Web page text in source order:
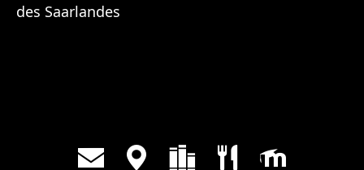
des Saarlandes